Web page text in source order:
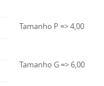
Tamanho P => 4,00
Tamanho G => 6,00